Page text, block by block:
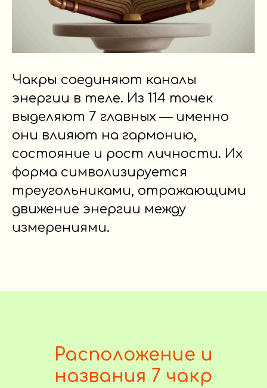
Чакры соединяют каналы
энергии в теле. Из 114 точек
выделяют 7 главных — именно
они влияют на гармонию,
состояние и рост личности. Их
форма символизируется
треугольниками, отражающими
движение энергии между
измерениями.
Расположение и
названия 7 чакр